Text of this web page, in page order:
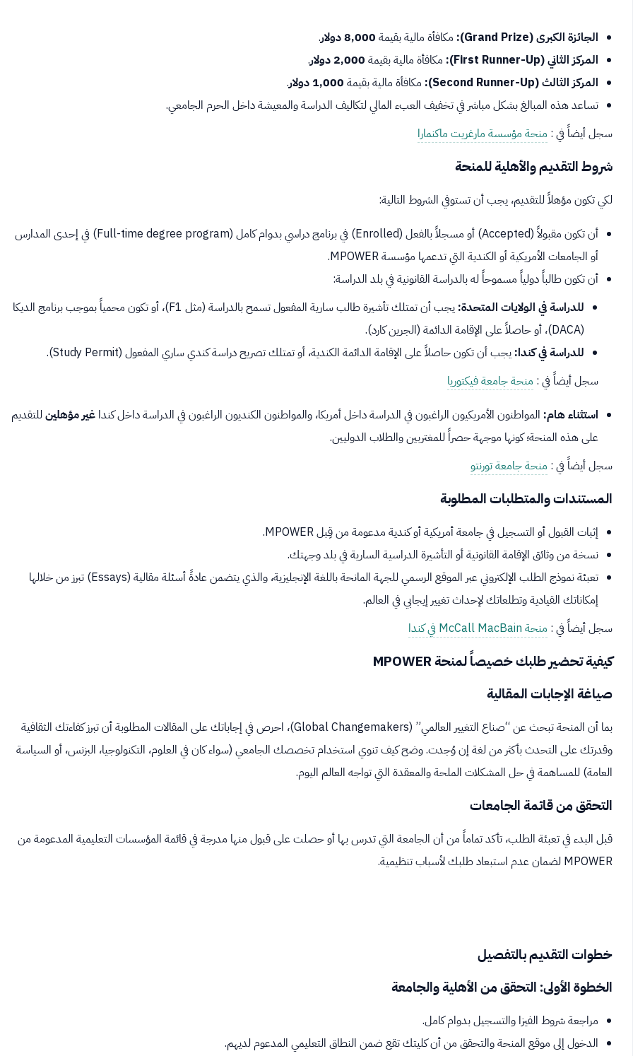
الجائزة الكبرى (Grand Prize): مكافأة مالية بقيمة 8,000 دولار
.
المركز الثاني (First Runner-Up):
مكافأة مالية بقيمة 2,000 دولار
.
المركز الثالث (Second Runner-Up):
مكافأة مالية بقيمة 1,000 دولار
.
تساعد هذه المبالغ بشكل مباشر في تخفيف العبء المالي لتكاليف الدراسة والمعيشة داخل الحرم الجامعي.
سجل أيضاً في : منحة مؤسسة مارغريت ماكنمارا
شروط التقديم والأهلية للمنحة
لكي تكون مؤهلاً للتقديم، يجب أن تستوفي الشروط التالية:
أن تكون مقبولاً (Accepted) أو مسجلاً بالفعل (Enrolled) في برنامج دراسي بدوام كامل (Full-time degree program) في إحدى المدارس
أو الجامعات الأمريكية أو الكندية التي تدعمها مؤسسة MPOWER.
أن تكون طالباً دولياً مسموحاً له بالدراسة القانونية في بلد الدراسة:
للدراسة في الولايات المتحدة:
يجب أن تمتلك تأشيرة طالب سارية المفعول تسمح بالدراسة (مثل F1)، أو تكون محمياً بموجب برنامج الديكا
(DACA)، أو حاصلاً على الإقامة الدائمة (الجرين كارد).
للدراسة في كندا: يجب أن تكون حاصلاً على الإقامة الدائمة الكندية، أو تمتلك تصريح دراسة كندي ساري المفعول (Study Permit).
سجل أيضاً في : منحة جامعة فيكتوريا
استثناء هام: المواطنون الأمريكيون الراغبون في الدراسة داخل أمريكا، والمواطنون الكنديون الراغبون في الدراسة داخل كندا غير مؤهلينللتقديم
على هذه المنحة؛ كونها موجهة حصراً للمغتربين والطلاب الدوليين.
سجل أيضاً في : منحة جامعة تورنتو
المستندات والمتطلبات المطلوبة
إثبات القبول أو التسجيل في جامعة أمريكية أو كندية مدعومة من قِبل MPOWER.
نسخة من وثائق الإقامة القانونية أو التأشيرة الدراسية السارية في بلد وجهتك.
تعبئة نموذج الطلب الإلكتروني عبر الموقع الرسمي للجهة المانحة باللغة الإنجليزية، والذي يتضمن عادةً أسئلة مقالية (Essays) تبرز من خلالها
إمكاناتك القيادية وتطلعاتك لإحداث تغيير إيجابي في العالم.
سجل أيضاً في : منحة McCall MacBain في كندا
كيفية تحضير طلبك خصيصاً لمنحة MPOWER
صياغة الإجابات المقالية
بما أن المنحة تبحث عن “صناع التغيير العالمي” (Global Changemakers)، احرص في إجاباتك على المقالات المطلوبة أن تبرز كفاءتك الثقافية
وقدرتك على التحدث بأكثر من لغة إن وُجدت. وضح كيف تنوي استخدام تخصصك الجامعي (سواء كان في العلوم، التكنولوجيا، البزنس، أو السياسة
العامة) للمساهمة في حل المشكلات الملحة والمعقدة التي تواجه العالم اليوم.
التحقق من قائمة الجامعات
قبل البدء في تعبئة الطلب، تأكد تماماً من أن الجامعة التي تدرس بها أو حصلت على قبول منها مدرجة في قائمة المؤسسات التعليمية المدعومة من
MPOWER لضمان عدم استبعاد طلبك لأسباب تنظيمية.
خطوات التقديم بالتفصيل
الخطوة الأولى: التحقق من الأهلية والجامعة
مراجعة شروط الفيزا والتسجيل بدوام كامل.
الدخول إلى موقع المنحة والتحقق من أن كليتك تقع ضمن النطاق التعليمي المدعوم لديهم.